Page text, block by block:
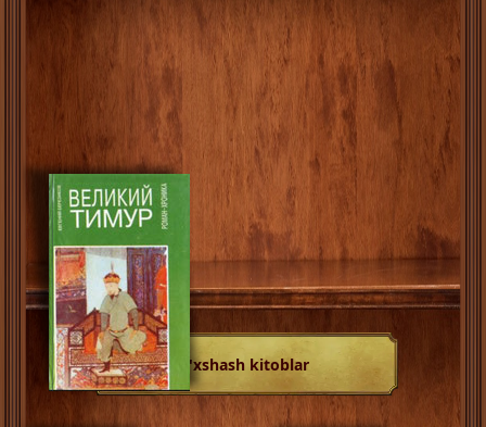
O'xshash kitoblar